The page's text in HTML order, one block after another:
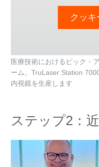
クッキ
医療技術におけるピック・
ーム。TruLaser Station
内視鏡を生産します
ステップ2：